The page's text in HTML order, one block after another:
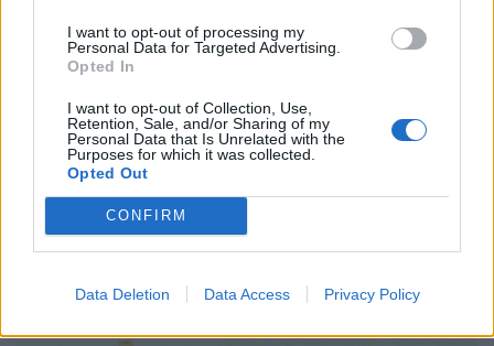
I want to opt-out of processing my
Personal Data for Targeted Advertising.
Opted In
I want to opt-out of Collection, Use,
Retention, Sale, and/or Sharing of my
Personal Data that Is Unrelated with the
Purposes for which it was collected.
Opted Out
CONFIRM
Data Deletion Data Access Privacy Policy
Du 13 avril 2019 au 14 avril 2019
Hôtel de Ville de Montpellier
1 Place Georges Frêche
34000 Montpellier
Calcul d'itinéraire
Gratuit
www.villagedesmobiliteselectriques2019.com